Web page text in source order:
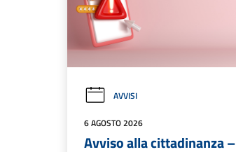
AVVISI
6 AGOSTO 2026
Avviso alla cittadinanza –